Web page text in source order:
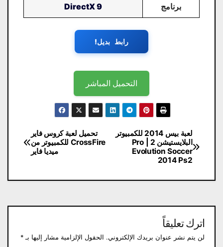
برنامج DirectX 9
رابط بديل!
التحميل المباشر
تصفّح
المقالات
تحميل لعبة كروس فاير
CrossFire للكمبيوتر من
ميديا فاير
لعبة بيس 2014 للكمبيوتر
البلايستيشن 2 | Pro
Evolution Soccer
2014 Ps2
اترك تعليقاً
لن يتم نشر عنوان بريدك الإلكتروني. الحقول الإلزامية مشار إليها بـ *